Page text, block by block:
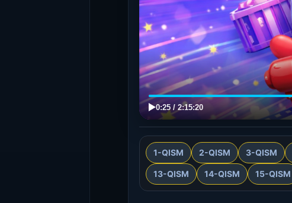
1-QISM 2-QISM 3-QISM
13-QISM 14-QISM 15-QISM